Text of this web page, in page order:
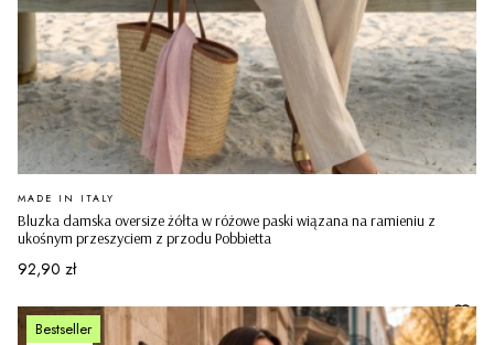
Bluzka damska oversize żółta w różowe paski wiązana na ramieniu z
ukośnym przeszyciem z przodu Pobbietta
PRODUCENT
MADE IN ITALY
Cena
92,90 zł
Bestseller